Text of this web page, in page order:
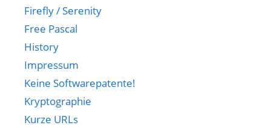
Firefly / Serenity
Free Pascal
History
Impressum
Keine Softwarepatente!
Kryptographie
Kurze URLs